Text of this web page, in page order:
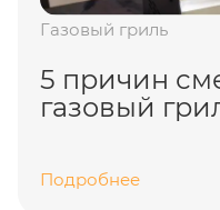
Газовый гриль
5 причин
газовый
Подробнее